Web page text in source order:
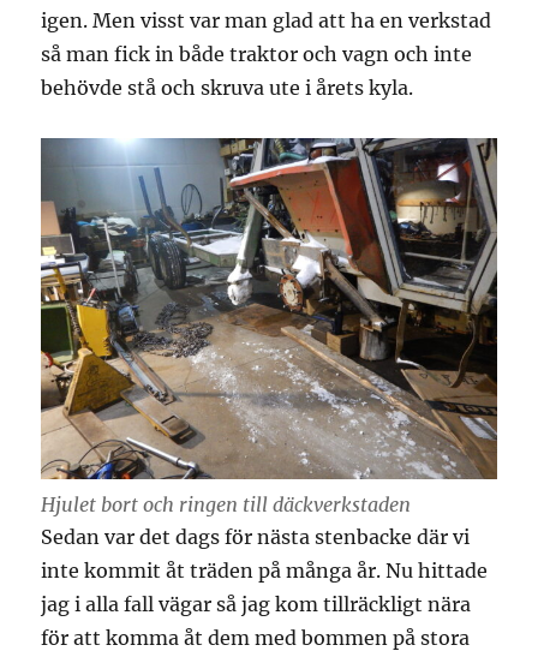
igen. Men visst var man glad att ha en verkstad
så man fick in både traktor och vagn och inte
behövde stå och skruva ute i årets kyla.
Hjulet bort och ringen till däckverkstaden
Sedan var det dags för nästa stenbacke där vi
inte kommit åt träden på många år. Nu hittade
jag i alla fall vägar så jag kom tillräckligt nära
för att komma åt dem med bommen på stora